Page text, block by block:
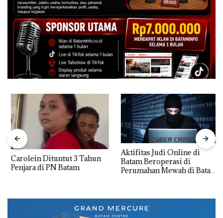
Carolein Dituntut 3 Tahun
Penjara di PN Batam
Aktifitas Judi Online di
Batam Beroperasi di
Perumahan Mewah di Batam